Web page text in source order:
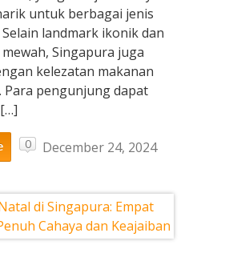
untuk berbagai jenis
landmark ikonik dan
Singapura juga
kelezatan makanan
Para pengunjung dapat
0 December 24, 2024